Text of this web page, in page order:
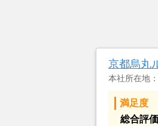
京都烏丸
本社所在地
満足度
総合評価